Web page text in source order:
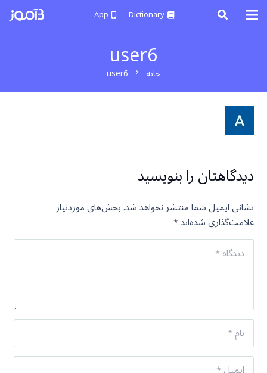
Dictionary
App
user6
خانه chevron_right
user6
دیدگاهتان را بنویسید
نشانی ایمیل شما منتشر نخواهد شد.بخش‌های موردنیاز
علامت‌گذاری شده‌اند*